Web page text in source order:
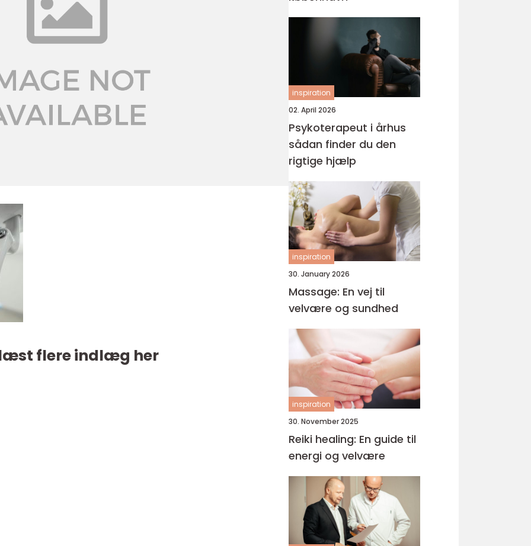
flere indlæg her
inspiration
02. April 2026
Psykoterapeut i århus
sådan finder du den
rigtige hjælp
inspiration
30. January 2026
Massage: En vej til
velvære og sundhed
inspiration
30. November 2025
Reiki healing: En guide til
energi og velvære